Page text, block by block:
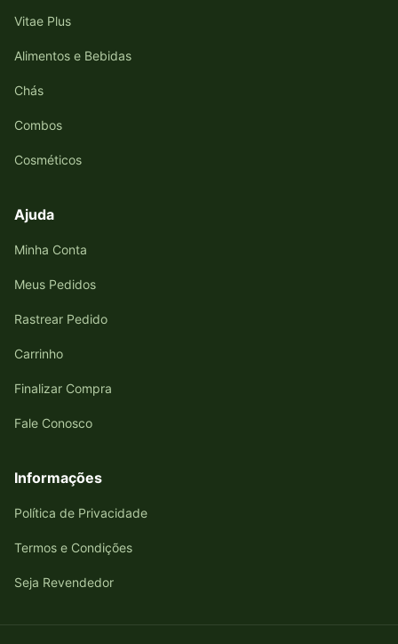
Vitae Plus
Alimentos e Bebidas
Chás
Combos
Cosméticos
Ajuda
Minha Conta
Meus Pedidos
Rastrear Pedido
Carrinho
Finalizar Compra
Fale Conosco
Informações
Política de Privacidade
Termos e Condições
Seja Revendedor